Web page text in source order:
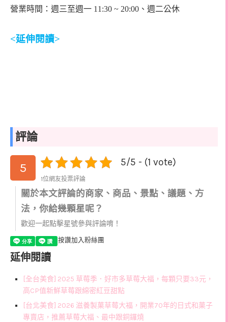
營業時間：週三至週一 11:30 ~ 20:00 、週二公休
<延伸閱讀>
評論
5 5/5 - (1 vote)
1位網友投票評論
關於本文評論的商家、商品、景點、議題、方
法，你給幾顆星呢？
歡迎一起點擊星號參與評論唷！
按讚加入粉絲團
延伸閱讀
[全台美食] 2025 草莓季．好市多草莓大福，每顆只要33元，
高CP值新鮮草莓跟綿密紅豆甜點
[台北美食] 2026 滋養製菓草莓大福，開業70年的日式和菓子
專賣店，推薦草莓大福、最中跟銅鑼燒